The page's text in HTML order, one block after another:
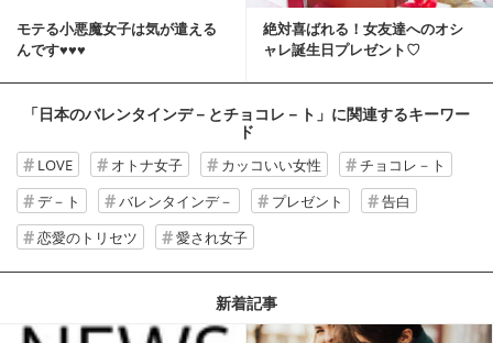
モテる小悪魔女子は気が遣える
んです♥♥♥
絶対喜ばれる！女友達へのオシ
ャレ誕生日プレゼント♡
「日本のバレンタインデ－とチョコレ－ト」 に関連するキーワー
ド
LOVE オトナ女子 カッコいい女性
チョコレ－ト
デ－ト
バレンタインデ－ プレゼント
告白
恋愛のトリセツ
愛され女子
新着記事